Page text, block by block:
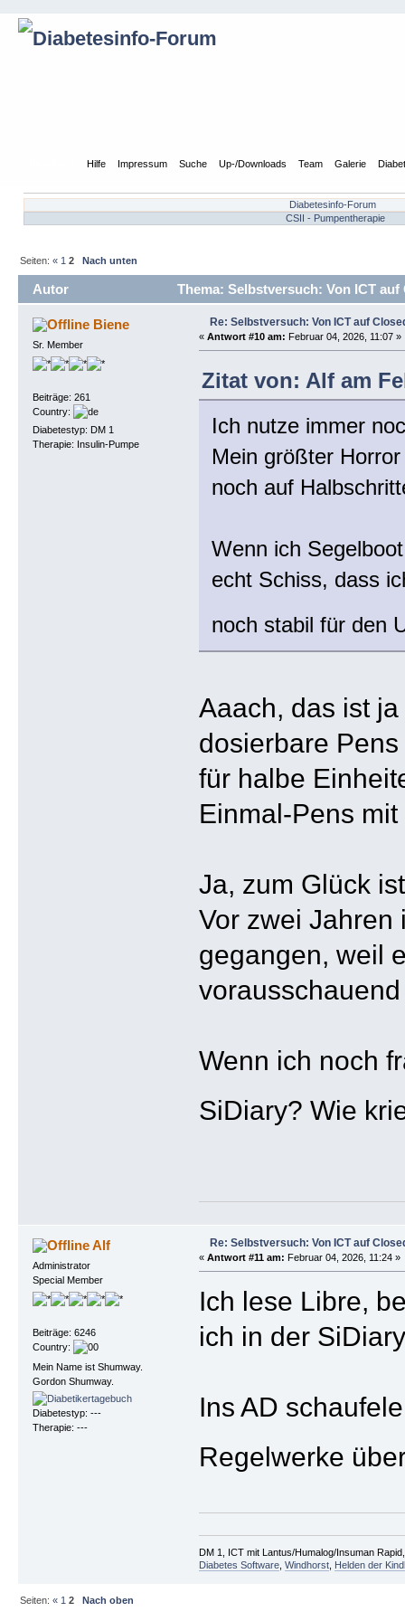
Hilfe Impressum Suche Up-/Downloads Team Galerie
Diabetesinfo-Forum
CSII - Pumpentherapie
Seiten:« 1 2 Nach unten
Autor Thema: Selbstversuch: Von ICT
Biene
Sr. Member
Beiträge: 261
Country:
Diabetestyp: DM 1
Therapie: Insulin-Pumpe
Re: Selbstversuch: Von ICT auf
« Antwort #10 am: Februar 04, 2026, 11:07 »
Zitat von: Alf am
Ich nutze immer
Mein größter
noch auf
Wenn ich
echt Schiss, dass
noch stabil für den
Aaach, das ist
dosierbare
für halbe
Einmal-Pens
Ja, zum Glück
Vor zwei Jahren
gegangen, weil
Wenn ich noch
SiDiary? Wie
Alf
Administrator
Special Member
Beiträge: 6246
Country:
Mein Name ist Shumway.
Gordon Shumway.
Diabetestyp: ---
Therapie: ---
Re: Selbstversuch: Von ICT auf
« Antwort #11 am: Februar 04, 2026, 11:24 »
Ich lese Libre,
ich in der
Ins AD
Regelwerke
DM 1, ICT mit Lantus/Humalog/Insuman
Diabetes Software, Windhorst, Helden der
Seiten:« 1 2 Nach oben